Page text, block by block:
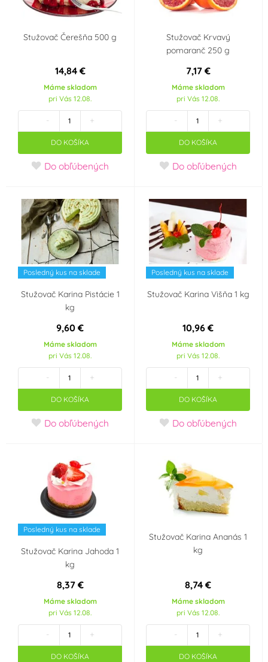
Stužovač Čerešňa 500 g
14,84 €
Máme skladom
pri Vás 12.08.
- +
DO KOŠÍKA
Do obľúbených
Stužovač Krvavý
pomaranč 250 g
7,17 €
Máme skladom
pri Vás 12.08.
- +
DO KOŠÍKA
Do obľúbených
Posledný kus na sklade
Stužovač Karina Pistácie 1
kg
9,60 €
Máme skladom
pri Vás 12.08.
- +
DO KOŠÍKA
Do obľúbených
Posledný kus na sklade
Stužovač Karina Višňa 1 kg
10,96 €
Máme skladom
pri Vás 12.08.
- +
DO KOŠÍKA
Do obľúbených
Posledný kus na sklade
Stužovač Karina Jahoda 1
kg
8,37 €
Máme skladom
pri Vás 12.08.
- +
DO KOŠÍKA
Stužovač Karina Ananás 1
kg
8,74 €
Máme skladom
pri Vás 12.08.
- +
DO KOŠÍKA